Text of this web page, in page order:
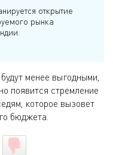
открытие
рынка
менее выгодными,
появится стремление
которое вызовет
бюджета.